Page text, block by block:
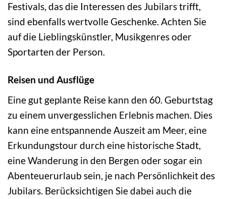
Festivals, das die Interessen des Jubilars trifft,
sind ebenfalls wertvolle Geschenke. Achten Sie
auf die Lieblingskünstler, Musikgenres oder
Sportarten der Person.
Reisen und Ausflüge
Eine gut geplante Reise kann den 60. Geburtstag
zu einem unvergesslichen Erlebnis machen. Dies
kann eine entspannende Auszeit am Meer, eine
Erkundungstour durch eine historische Stadt,
eine Wanderung in den Bergen oder sogar ein
Abenteuerurlaub sein, je nach Persönlichkeit des
Jubilars. Berücksichtigen Sie dabei auch die